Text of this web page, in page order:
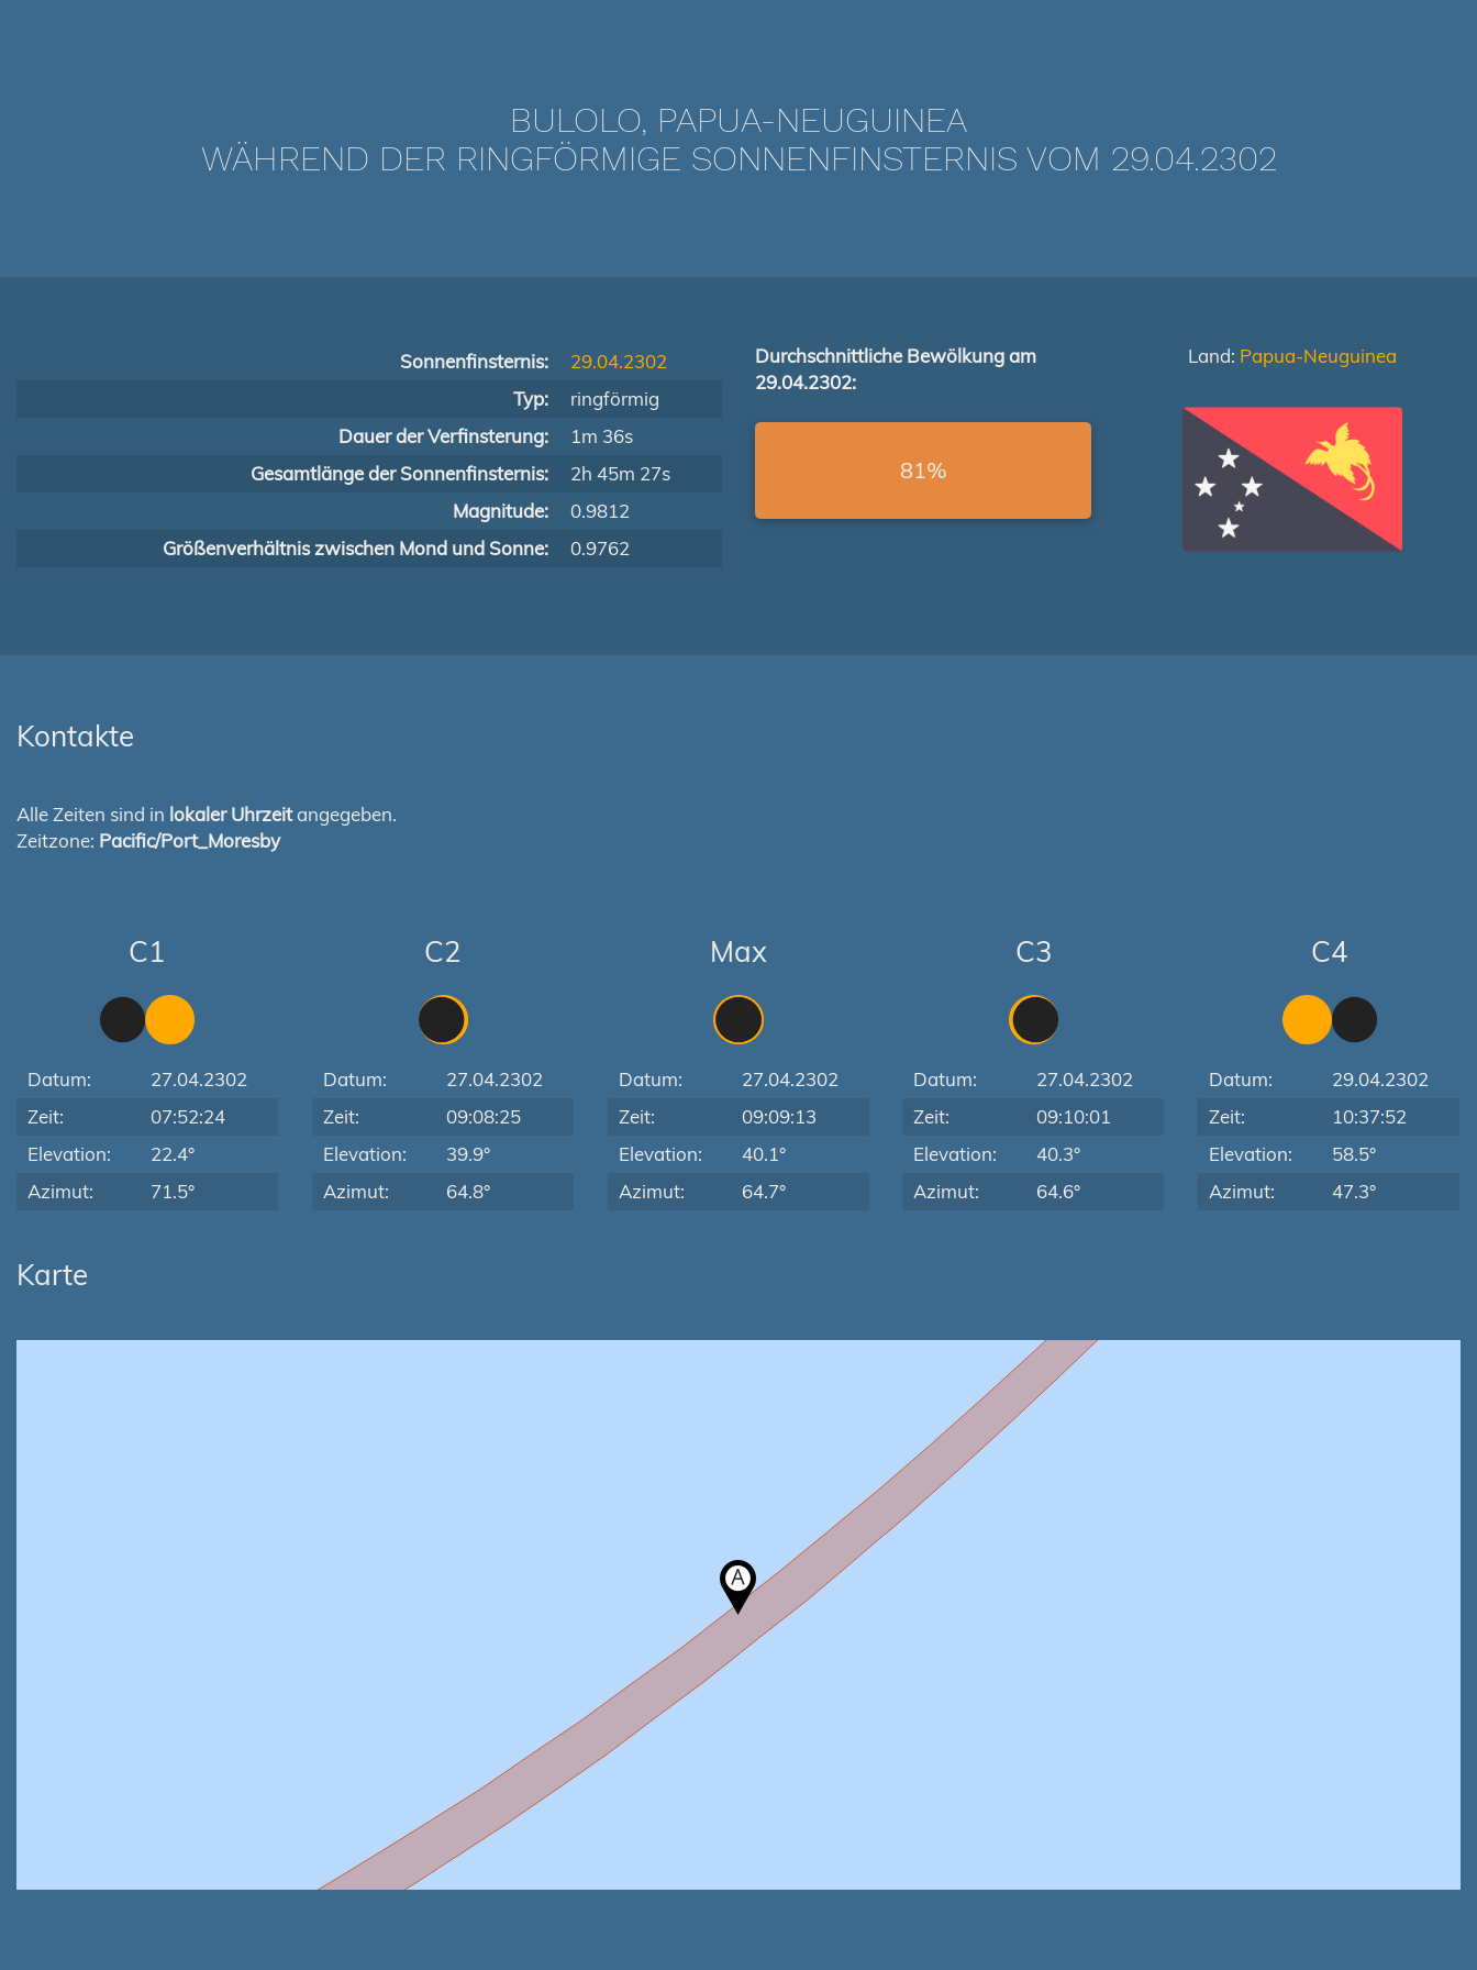
BULOLO, PAPUA-NEUGUINEA
WÄHREND DER RINGFÖRMIGE SONNENFINSTERNIS VOM 29.04.2302
Sonnenfinsternis:
29.04.2302
Typ:
ringförmig
Dauer der Verfinsterung:
1m 36s
Gesamtlänge der Sonnenfinsternis:
2h 45m 27s
Magnitude:
0.9812
Größenverhältnis zwischen Mond und Sonne:
0.9762
Durchschnittliche Bewölkung am
29.04.2302:
81%
Land: Papua-Neuguinea
Kontakte
Alle Zeiten sind in lokaler Uhrzeitangegeben.
Zeitzone: Pacific/Port_Moresby
C1
Datum:
27.04.2302
Zeit:
07:52:24
Elevation:
22.4°
Azimut:
71.5°
C2
Datum:
27.04.2302
Zeit:
09:08:25
Elevation:
39.9°
Azimut:
64.8°
Max
Datum:
27.04.2302
Zeit:
09:09:13
Elevation:
40.1°
Azimut:
64.7°
C3
Datum:
27.04.2302
Zeit:
09:10:01
Elevation:
40.3°
Azimut:
64.6°
C4
Datum:
29.04.2302
Zeit:
10:37:52
Elevation:
58.5°
Azimut:
47.3°
Karte